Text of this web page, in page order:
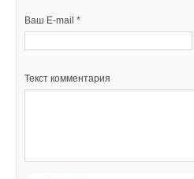
Ваш E-mail *
Текст комментария